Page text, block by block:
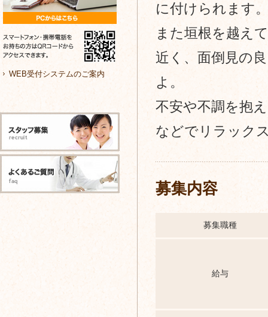
｜
耳
鼻
咽
科・
ア
レ
ル
に付けられます
また垣根を越え
近く、面倒見の
よ。
不安や不調を抱
などでリラック
募集内容
募集職種
給与
WEB受付システムのご案内